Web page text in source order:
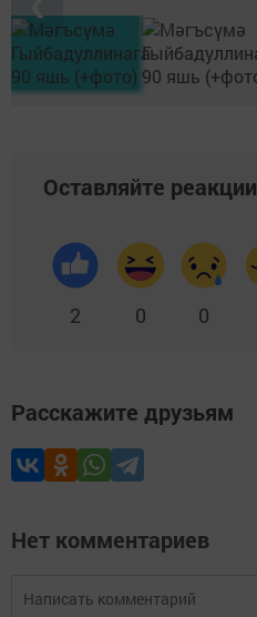
Оставляйте реакции
2 0 0
Расскажите друзьям
Нет комментариев